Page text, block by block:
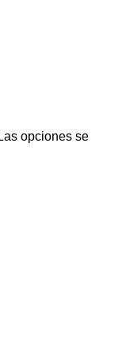
opciones se